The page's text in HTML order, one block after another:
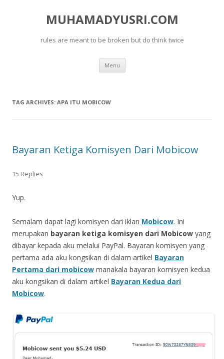
MUHAMADYUSRI.COM
rules are meant to be broken but do think twice
Menu Skip
content
TAG ARCHIVES: APA ITU MOBICOW
Bayaran Ketiga Komisyen Dari Mobicow
15 Replies
Yup.
Semalam dapat lagi komisyen dari iklan Mobicow. Ini
merupakan bayaran ketiga komisyen dari Mobicow yang
dibayar kepada aku melalui PayPal. Bayaran komisyen yang
pertama ada aku kongsikan di dalam artikel Bayaran
Pertama dari mobicow manakala bayaran komisyen kedua
aku kongsikan di dalam artikel Bayaran Kedua dari
Mobicow.